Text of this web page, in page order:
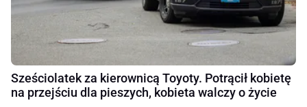
Sześciolatek za kierownicą Toyoty. Potrącił kobietę
na przejściu dla pieszych, kobieta walczy o życie